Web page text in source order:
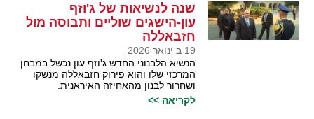
שנה לנשיאות של ג'וזף
עון-הישגים שוליים ותבוסה מול
חזבאללה
19 ב ינואר 2026
הנשיא הלבנוני החדש ג'וזף עון נכשל במבחן
המרכזי שלו והוא פירוק חזבאללה מנשקו
ושחרור לבנון מהאחיזה האיראנית.
לקריאה >>